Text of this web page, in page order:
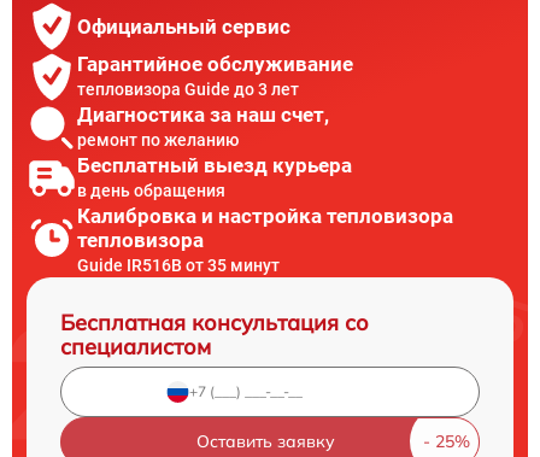
Официальный сервис
Гарантийное обслуживание
тепловизора Guide до 3 лет
Диагностика за наш счет,
ремонт по желанию
Бесплатный выезд курьера
в день обращения
Калибровка и настройка тепловизора
тепловизора
Guide IR516B от 35 минут
Бесплатная консультация со
специалистом
Оставить заявку